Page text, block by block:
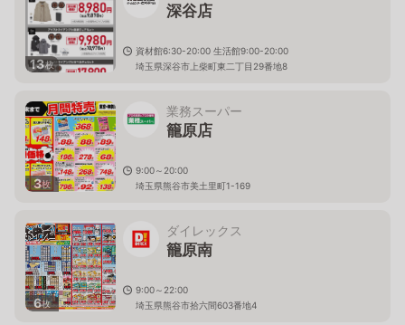
13枚
深谷店
資材館6:30-20:00 生活館9:00-20:00
埼玉県深谷市上柴町東二丁目29番地8
3枚
業務スーパー
籠原店
9:00～20:00
埼玉県熊谷市美土里町1-169
6枚
ダイレックス
籠原南
9:00～22:00
埼玉県熊谷市拾六間603番地4